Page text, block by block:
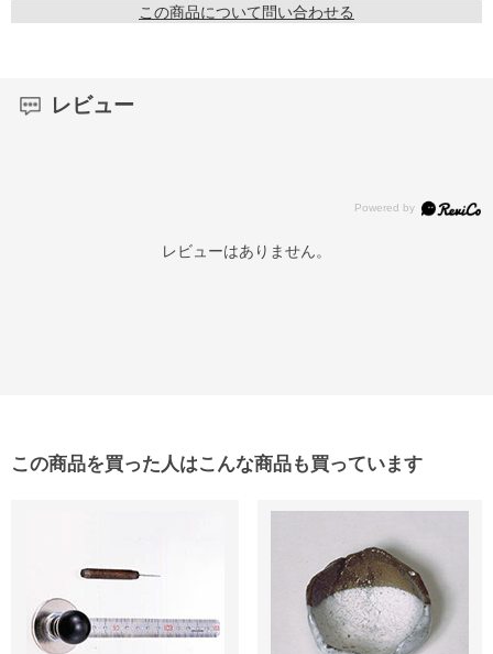
この商品について問い合わせる
レビュー
レビューはありません。
この商品を買った人はこんな商品も買っています